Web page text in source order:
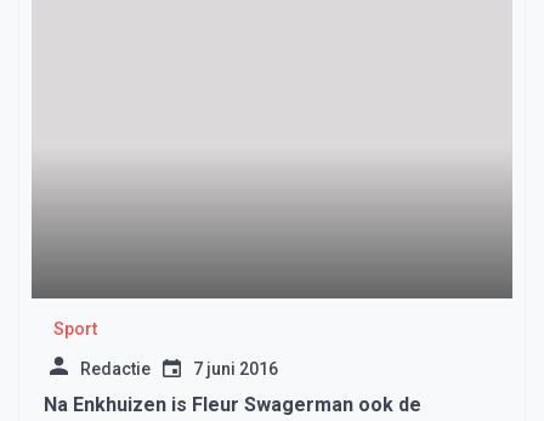
Sport
Redactie 7 juni 2016
Na Enkhuizen is Fleur Swagerman ook de